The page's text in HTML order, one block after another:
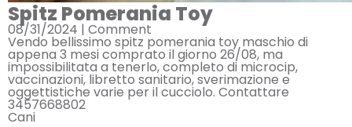
Spitz Pomerania Toy
08/31/2024 | Comment
Vendo bellissimo spitz pomerania toy maschio di
appena 3 mesi comprato il giorno 26/08, ma
impossibilitata a tenerlo, completo di microcip,
vaccinazioni, libretto sanitario, sverimazione e
oggettistiche varie per il cucciolo. Contattare
3457668802
Cani